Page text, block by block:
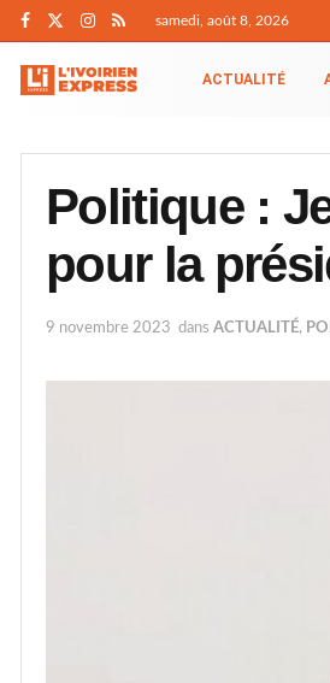
samedi, août 8, 2026
ACTUALITÉ
Politique :
pour la
9 novembre 2023 dans ACTUALITÉ,